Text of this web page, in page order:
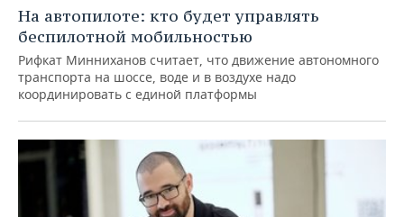
На автопилоте: кто будет управлять
беспилотной мобильностью
Рифкат Минниханов считает, что движение автономного
транспорта на шоссе, воде и в воздухе надо
координировать с единой платформы